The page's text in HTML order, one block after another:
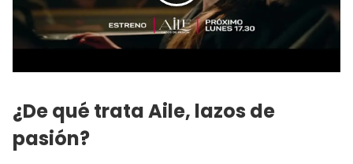
¿De qué trata Aile, lazos de
pasión?